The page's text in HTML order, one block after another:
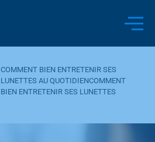
COMMENT BIEN ENTRETENIR SES
LUNETTES AU QUOTIDIENCOMMENT
BIEN ENTRETENIR SES LUNETTES